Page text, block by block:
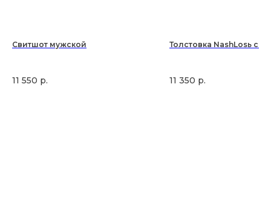
Свитшот мужской
11 550 р.
Толстовка NashLosь с
11 350 р.